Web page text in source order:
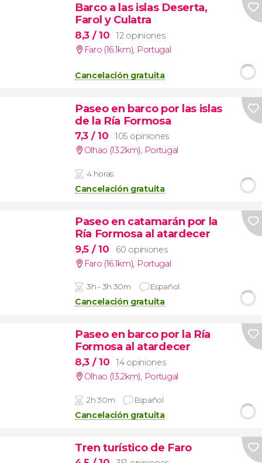
Barco a las islas Deserta,
Farol y Culatra
8,3 / 10
12 opiniones
Faro (16.1km) Portugal
Cancelación gratuita
Paseo en barco por las islas
de la Ría Formosa
7,3 / 10
105 opiniones
Olhao (13.2km), Portugal
4 horas
Cancelación gratuita
Paseo en catamarán por la
Ría Formosa al atardecer
9,5 / 10
60 opiniones
Faro (16.1km) Portugal
3h - 3h 30m Español
Cancelación gratuita
Paseo en barco por la Ría
Formosa al atardecer
8,3 / 10
14 opiniones
Olhao (13.2km), Portugal
2h 30m Español
Cancelación gratuita
Tren turístico de Faro